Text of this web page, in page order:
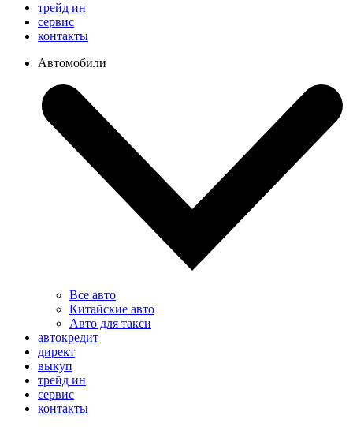
трейд ин
сервис
контакты
Автомобили
Все авто
Китайские авто
Авто для такси
автокредит
директ
выкуп
трейд ин
сервис
контакты